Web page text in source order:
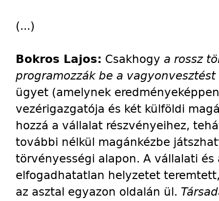
(...)
Bokros Lajos: Csakhogy a rossz
programozzák be a
ügyet (amelynek
vezérigazgatója és két külföldi
hozzá a vállalat részvényeihez,
további nélkül magánkézbe
törvényességi alapon. A vállalati
elfogadhatatlan helyzetet
az asztal egyazon oldalán ül.